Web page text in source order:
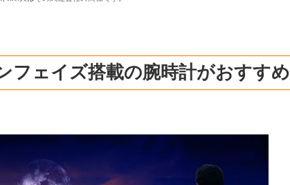
フェイズ搭載の腕時計がおすすめ